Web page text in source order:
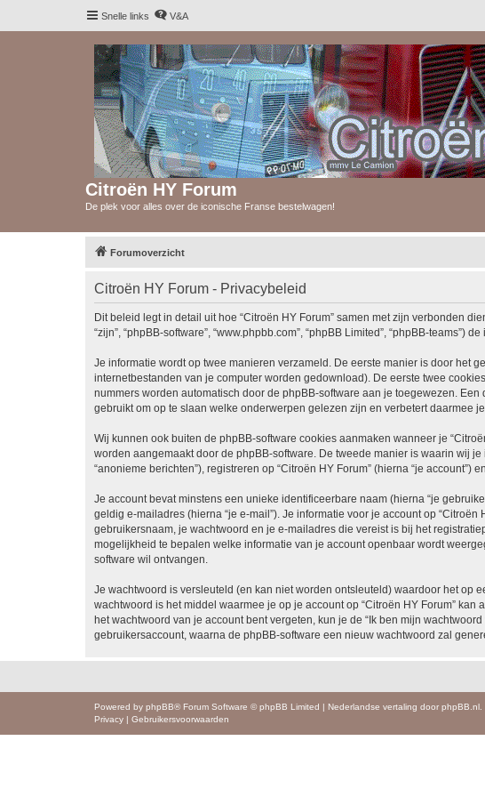
Snelle links V&A
Citroën HY Forum
De plek voor alles over de iconische Franse bestelwagen!
Forumoverzicht
Citroën HY Forum - Privacybeleid
Dit beleid legt in detail uit hoe “Citroën HY Forum” samen met zijn verbonden
“zijn”, “phpBB-software”, “www.phpbb.com”, “phpBB Limited”, “phpBB-
Je informatie wordt op twee manieren verzameld. De eerste manier is door het
internetbestanden van je computer worden gedownload). De eerste twee
nummers worden automatisch door de phpBB-software aan je toegewezen.
gebruikt om op te slaan welke onderwerpen gelezen zijn en verbetert daarmee
Wij kunnen ook buiten de phpBB-software cookies aanmaken wanneer je
worden aangemaakt door de phpBB-software. De tweede manier is waarin wij
“anonieme berichten”), registreren op “Citroën HY Forum” (hierna “je
Je account bevat minstens een unieke identificeerbare naam (hierna “je
geldig e-mailadres (hierna “je e-mail”). Je informatie voor je account op
gebruikersnaam, je wachtwoord en je e-mailadres die vereist is bij het
mogelijkheid te bepalen welke informatie van je account openbaar wordt
software wil ontvangen.
Je wachtwoord is versleuteld (en kan niet worden ontsleuteld) waardoor het op
wachtwoord is het middel waarmee je op je account op “Citroën HY Forum”
het wachtwoord van je account bent vergeten, kun je de “Ik ben mijn
gebruikersaccount, waarna de phpBB-software een nieuw wachtwoord zal
Powered by phpBB® Forum Software © phpBB Limited | Nederlandse vertaling door phpBB.nl
Privacy | Gebruikersvoorwaarden